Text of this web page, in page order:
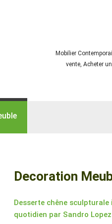
Mobilier
vente, Acheter
Decoration
Desserte chêne
quotidien par Sandro